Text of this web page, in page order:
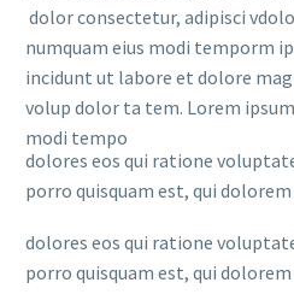
dolor consectetur, adipisci
numquam eius modi temporm
incidunt ut labore et dolore
volup dolor ta tem. Lorem
modi tempo
dolores eos qui ratione
porro quisquam est, qui
dolores eos qui ratione
porro quisquam est, qui